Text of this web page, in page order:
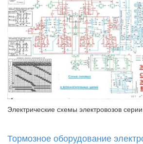
Электрические схемы электровозов
Тормозное оборудование